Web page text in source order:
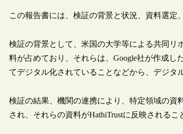
この報告書には、検証の背景と状況、資料選定
検証の背景として、米国の大学等による共同リ
料が占めており、それらは、Google社が作成
てデジタル化されていることなどから、デジタ
検証の結果、機関の連携により、特定領域の資
され、それらの資料がHathiTrustに反映されるこ